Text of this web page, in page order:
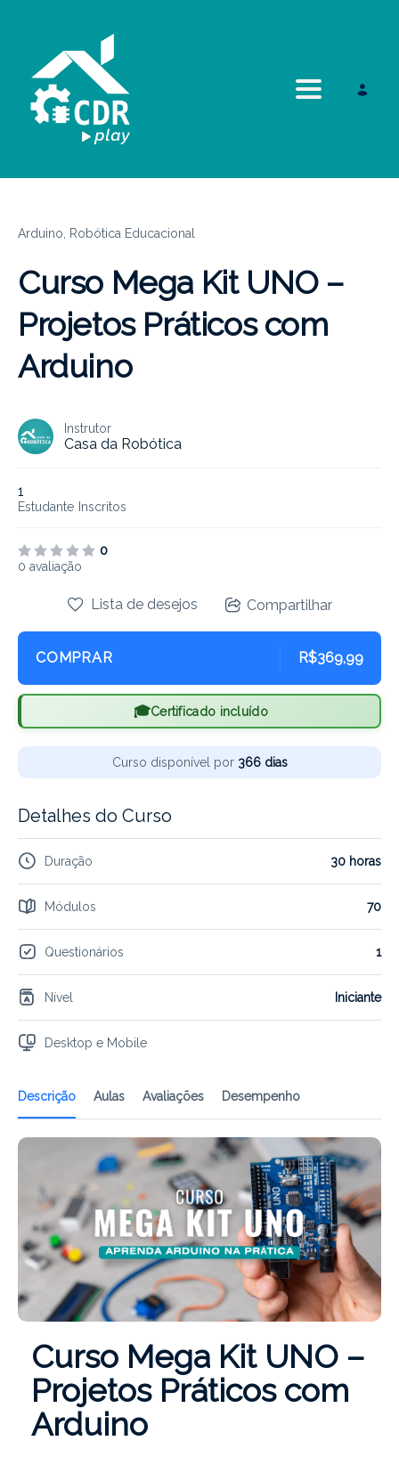
Toggle
Arduino, Robótica Educacional
Curso Mega Kit UNO –
Projetos Práticos com
Arduino
Instrutor
Casa da Robótica
1
Estudante Inscritos
0
0 avaliação
Descrição Aulas Avaliações Desempenho
Curso Mega Kit UNO –
Projetos Práticos com
Arduino
Lista de desejos Compartilhar
COMPRAR R$369,99
Certificado incluído
Curso disponível por 366 dias
Detalhes do Curso
Duração 30 horas
Módulos 70
Questionários 1
Nível Iniciante
Desktop e Mobile